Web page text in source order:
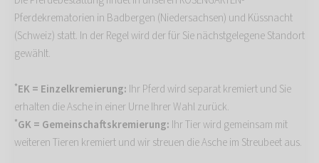
Pferdekrematorien in Badbergen (Niedersachsen) und Küssnacht
(Schweiz) statt. In der Regel wird der für Sie nächstgelegene Standort
gewählt.
*EK = Einzelkremierung: Ihr Pferd wird separat kremiert und Sie
erhalten die Asche in einer Urne Ihrer Wahl zurück.
*GK = Gemeinschaftskremierung: Ihr Tier wird gemeinsam mit
weiteren Tieren kremiert und wir streuen die Asche im Streubeet aus.